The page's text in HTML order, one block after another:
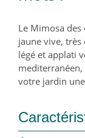
Le Mimosa
jaune vive,
légé et applati
votre jardin